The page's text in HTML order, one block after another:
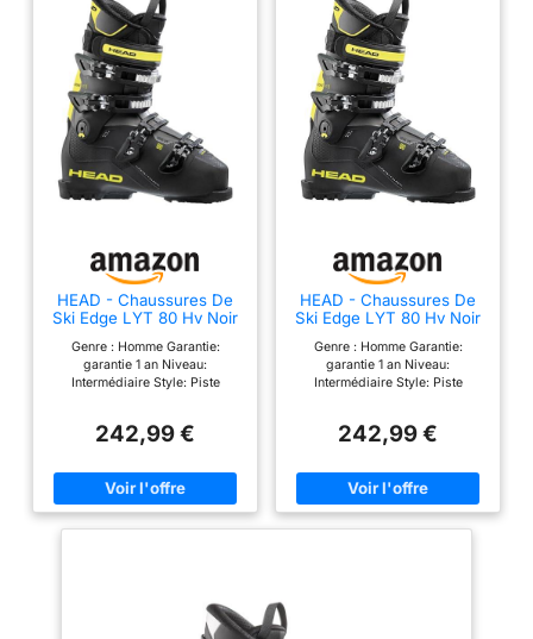
HEAD - Chaussures De
Ski Edge LYT 80 Hv Noir
45.5 - Noir
Genre : Homme Garantie:
garantie 1 an Niveau:
Intermédiaire Style: Piste
242,99 €
HEAD - Chaussures De
Ski Edge LYT 80 Hv Noir
44.5 - Noir
Genre : Homme Garantie:
garantie 1 an Niveau:
Intermédiaire Style: Piste
242,99 €